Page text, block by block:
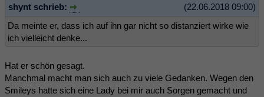
(22.06.2018 09:00)
shynt schrieb:
Da meinte er, dass ich auf ihn gar nicht so distanziert wirke wie
ich vielleicht denke...
Hat er schön gesagt.
Manchmal macht man sich auch zu viele Gedanken. Wegen den
Smileys hatte sich eine Lady bei mir auch Sorgen gemacht und